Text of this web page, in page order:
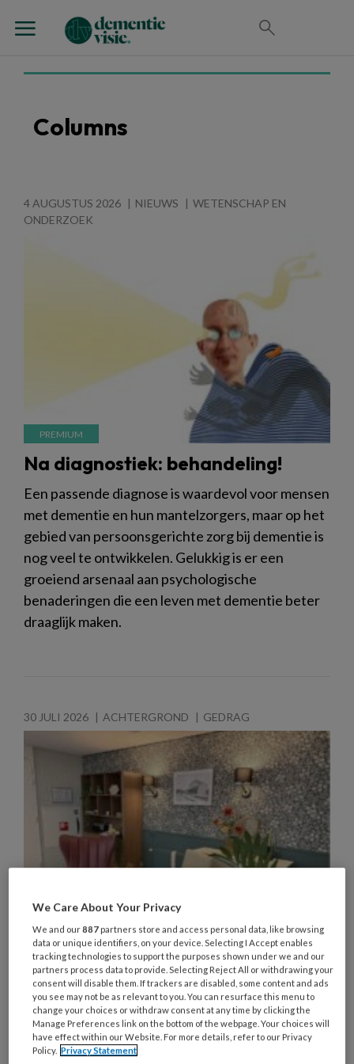
Columns
4 AUGUSTUS 2026 NIEUWS
WETENSCHAP EN
ONDERZOEK
Na diagnostiek: behandeling!
Een passende diagnose is waardevol voor mensen
met dementie en hun mantelzorgers, maar op het
gebied van persoonsgerichte zorg bij dementie is
nog veel te ontwikkelen. Gelukkig is er een
groeiend arsenaal aan psychologische
benaderingen die een leven met dementie beter
draaglijk maken.
30 JULI 2026 ACHTERGROND GEDRAG
Wat stilte zegt Geleefde
ervaringen in het verpleeghuis
Kunnen we gedrag verklaren aan de hand van de
geleefde ervaringen van mensen met dementie in
het verpleeghuis? Bewijs hiervoor komt uit nieuw
We Care About Your Privacy
We and our887 partners store and access personal data, like browsing
data or unique identifiers, on your device. Selecting I Accept enables
tracking technologies to support the purposes shown under we and our
partners process data to provide. Selecting Reject All or withdrawing your
consent will disable them. If trackers are disabled, some content and ads
you see may not be as relevant to you. You can resurface this menu to
change your choices or withdraw consent at any time by clicking the
Manage Preferences link on the bottom of the webpage. Your choices will
have effect within our Website. For more details, refer to our Privacy
Policy. Privacy Statement